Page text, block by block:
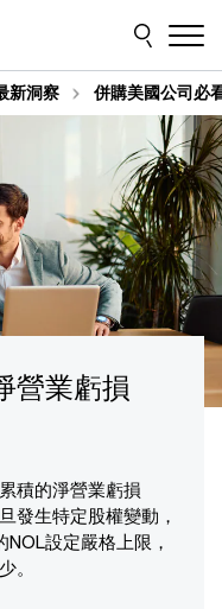
新洞察 併購美國公司必
營業虧損
積的淨營業虧損
發生特定股權變動，
設定嚴格上限，
。